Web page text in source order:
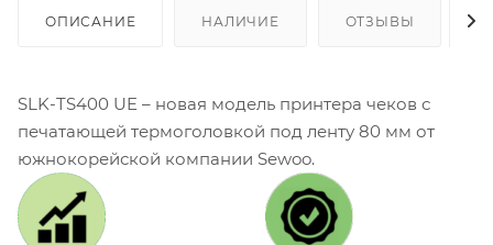
ОПИСАНИЕ НАЛИЧИЕ ОТЗЫВЫ
SLK-TS400 UE – новая модель принтера чеков с
печатающей термоголовкой под ленту 80 мм от
южнокорейской компании Sewoo.